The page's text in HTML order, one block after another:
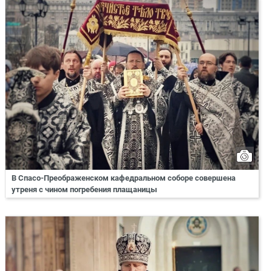
В Спасо-Преображенском кафедральном соборе совершена
утреня с чином погребения плащаницы